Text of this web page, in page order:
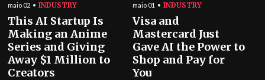
maio 02 INDUSTRY
This AI Startup Is
Making an Anime
Series and Giving
Away $1 Million to
Creators
maio 01 INDUSTRY
Visa and
Mastercard Just
Gave AI the Power to
Shop and Pay for
You